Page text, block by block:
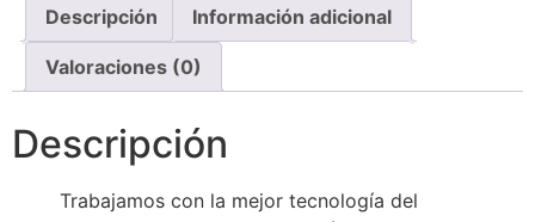
Descripción Información adicional
Valoraciones (0)
Descripción
Trabajamos con la mejor tecnología del